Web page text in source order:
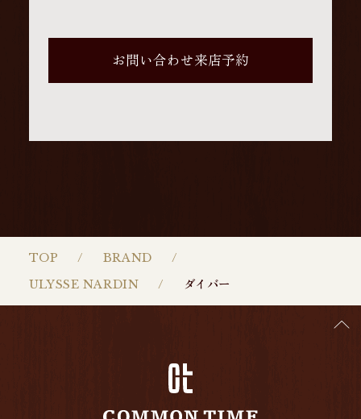
TOP
BRAND
ULYSSE NARDIN
ダイバー
お問い合わせ来店予約